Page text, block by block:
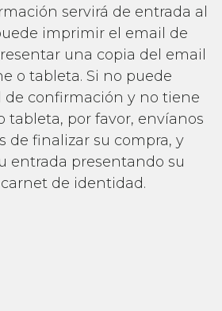
servirá de entrada al
imprimir el email de
una copia del email
o tableta. Si no puede
confirmación y no tiene
tableta, por favor, envíanos
de finalizar su compra, y
entrada presentando su
de identidad.